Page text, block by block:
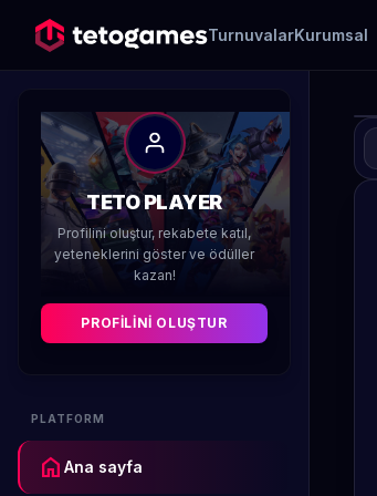
TurnuvalarKurumsal
TETO PLAYER
Profilini oluştur, rekabete katıl,
yeteneklerini göster ve ödüller
kazan!
PROFILINI OLUŞTUR
PLATFORM
home Ana sayfa